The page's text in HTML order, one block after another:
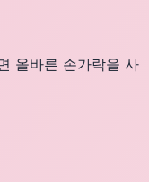
올바른 손가락을 사